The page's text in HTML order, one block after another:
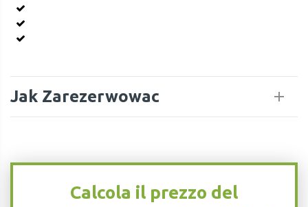
Jak Zarezerwowac
Calcola il prezzo del